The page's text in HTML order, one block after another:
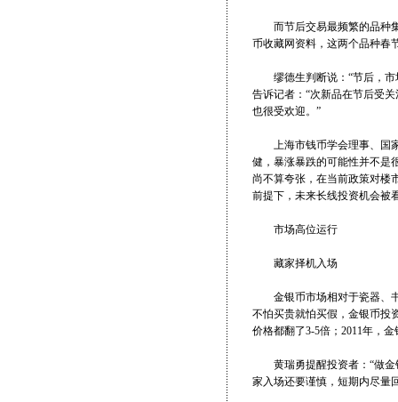
而节后交易最频繁的品种集
币收藏网资料，这两个品种春
缪德生判断说：“节后，市
告诉记者：“次新品在节后受
也很受欢迎。”
上海市钱币学会理事、国家
健，暴涨暴跌的可能性并不是
尚不算夸张，在当前政策对楼
前提下，未来长线投资机会被
市场高位运行
藏家择机入场
金银币市场相对于瓷器、书
不怕买贵就怕买假，金银币投
价格都翻了3-5倍；2011年，
黄瑞勇提醒投资者：“做金
家入场还要谨慎，短期内尽量